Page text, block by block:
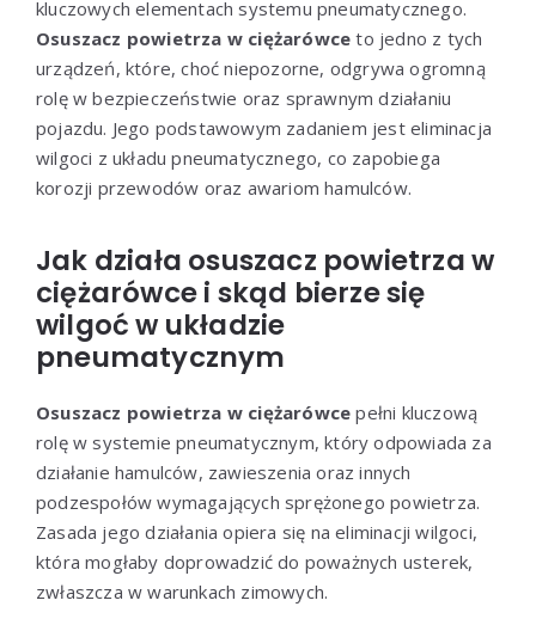
kluczowych elementach systemu pneumatycznego.
Osuszacz powietrza w ciężarówce to jedno z tych
urządzeń, które, choć niepozorne, odgrywa ogromną
rolę w bezpieczeństwie oraz sprawnym działaniu
pojazdu. Jego podstawowym zadaniem jest eliminacja
wilgoci z układu pneumatycznego, co zapobiega
korozji przewodów oraz awariom hamulców.
Jak działa osuszacz powietrza w
ciężarówce i skąd bierze się
wilgoć w układzie
pneumatycznym
Osuszacz powietrza w ciężarówce pełni kluczową
rolę w systemie pneumatycznym, który odpowiada za
działanie hamulców, zawieszenia oraz innych
podzespołów wymagających sprężonego powietrza.
Zasada jego działania opiera się na eliminacji wilgoci,
która mogłaby doprowadzić do poważnych usterek,
zwłaszcza w warunkach zimowych.